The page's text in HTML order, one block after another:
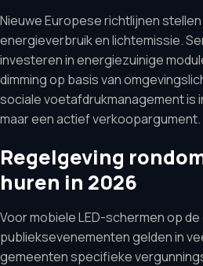
Nieuwe Europese richtlijnen
energieverbruik en lichtemissie.
investeren in energiezuinige
dimming op basis van
sociale voetafdrukmanagement is
maar een actief verkoopargument.
Regelgeving
huren in 2026
Voor mobiele LED-schermen op
publieksevenementen gelden in
gemeenten specifieke